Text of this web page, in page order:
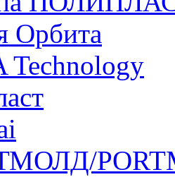
Орбита